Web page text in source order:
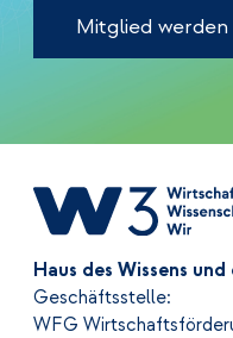
Mitglied werden
Haus des Wissens
Geschäftsstelle:
WFG